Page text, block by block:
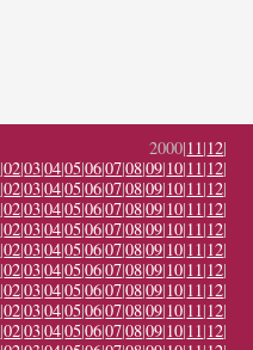
2000|11|12|
|02|03|04|05|06|07|08|09|10|11|12|
|02|03|04|05|06|07|08|09|10|11|12|
|02|03|04|05|06|07|08|09|10|11|12|
|02|03|04|05|06|07|08|09|10|11|12|
|02|03|04|05|06|07|08|09|10|11|12|
|02|03|04|05|06|07|08|09|10|11|12|
|02|03|04|05|06|07|08|09|10|11|12|
|02|03|04|05|06|07|08|09|10|11|12|
|02|03|04|05|06|07|08|09|10|11|12|